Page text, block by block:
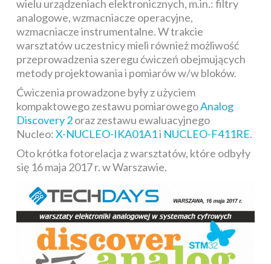
wielu urządzeniach elektronicznych, m.in.: filtry
analogowe, wzmacniacze operacyjne,
wzmacniacze instrumentalne. W trakcie
warsztatów uczestnicy mieli również możliwość
przeprowadzenia szeregu ćwiczeń obejmujących
metody projektowania i pomiarów w/w bloków.
Ćwiczenia prowadzone były z użyciem
kompaktowego zestawu pomiarowegoAnalog
Discovery 2oraz zestawu ewaluacyjnego
Nucleo:X-NUCLEO-IKA01A1i NUCLEO-F411RE.
Oto krótka fotorelacja z warsztatów, które odbyły
się 16 maja 2017 r. w Warszawie.